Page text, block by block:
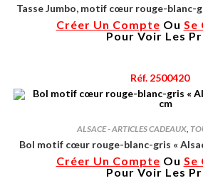
Tasse Jumbo, motif cœur rouge-blanc-
Créer Un Compte Ou Se
Pour Voir Les
Réf. 2500420
ALSACE - ARTICLES CADEAUX
Bol motif cœur rouge-blanc-gris «
Créer Un Compte Ou Se
Pour Voir Les